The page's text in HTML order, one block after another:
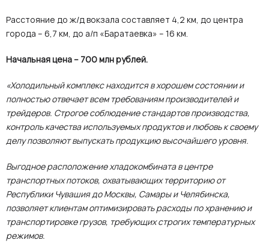
Расстояние до ж/д вокзала составляет 4,2 км, до центра
города – 6,7 км, до а/п «Баратаевка» – 16 км.
Начальная цена – 700 млн рублей.
«Холодильный комплекс находится в хорошем состоянии и
полностью отвечает всем требованиям производителей и
трейдеров. Строгое соблюдение стандартов производства,
контроль качества используемых продуктов и любовь к своему
делу позволяют выпускать продукцию высочайшего уровня.
Выгодное расположение хладокомбината в центре
транспортных потоков, охватывающих территорию от
Республики Чувашия до Москвы, Самары и Челябинска,
позволяет клиентам оптимизировать расходы по хранению и
транспортировке грузов, требующих строгих температурных
режимов.